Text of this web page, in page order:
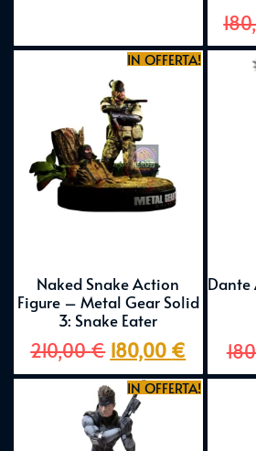
IN OFFERTA!
Naked Snake Action
Figure – Metal Gear Solid
3: Snake Eater
210,00€ 180,00 €
Dante
IN OFFERTA!